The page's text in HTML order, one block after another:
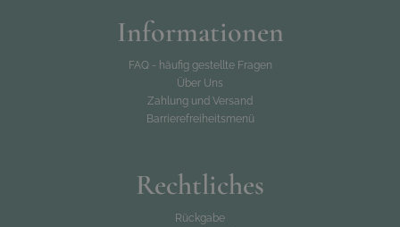
Informationen
FAQ - häufig gestellte Fragen
Über Uns
Zahlung und Versand
Barrierefreiheitsmenü
Rechtliches
Rückgabe